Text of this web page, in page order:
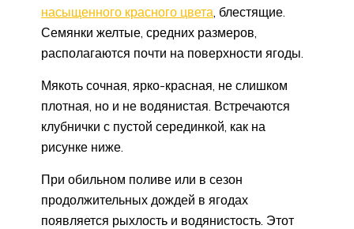
насыщенного красного цвета , блестящие.
Семянки желтые, средних размеров,
располагаются почти на поверхности ягоды.
Мякоть сочная, ярко-красная, не слишком
плотная, но и не водянистая. Встречаются
клубнички с пустой серединкой, как на
рисунке ниже.
При обильном поливе или в сезон
продолжительных дождей в ягодах
появляется рыхлость и водянистость. Этот